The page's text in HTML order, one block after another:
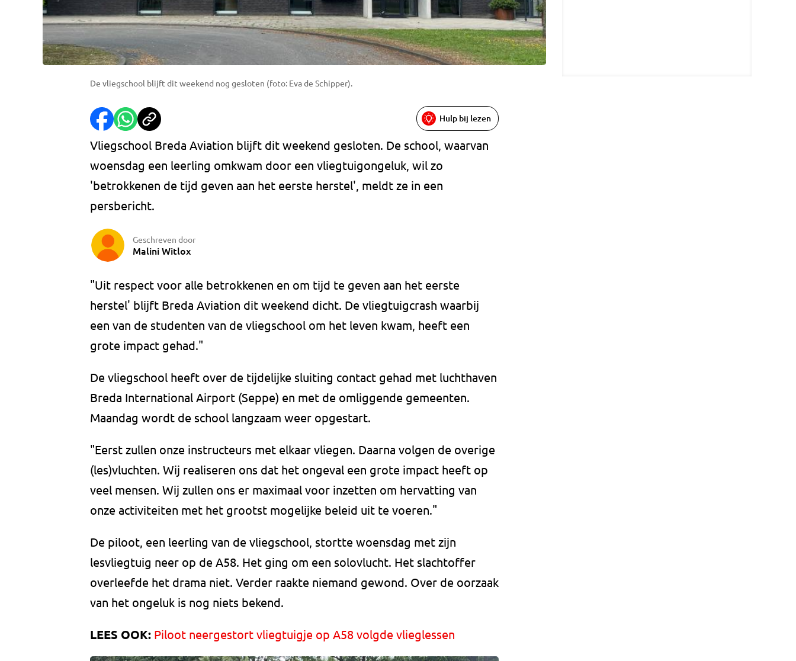
De vliegschool blijft dit weekend nog gesloten (foto: Eva de Schipper).
Hulp bij lezen
Vliegschool Breda Aviation blijft dit weekend gesloten. De school, waarvan
woensdag een leerling omkwam door een vliegtuigongeluk, wil zo
'betrokkenen de tijd geven aan het eerste herstel', meldt ze in een
persbericht.
Geschreven door
Malini Witlox
"Uit respect voor alle betrokkenen en om tijd te geven aan het eerste
herstel' blijft Breda Aviation dit weekend dicht. De vliegtuigcrash waarbij
een van de studenten van de vliegschool om het leven kwam, heeft een
grote impact gehad."
De vliegschool heeft over de tijdelijke sluiting contact gehad met luchthaven
Breda International Airport (Seppe) en met de omliggende gemeenten.
Maandag wordt de school langzaam weer opgestart.
"Eerst zullen onze instructeurs met elkaar vliegen. Daarna volgen de overige
(les)vluchten. Wij realiseren ons dat het ongeval een grote impact heeft op
veel mensen. Wij zullen ons er maximaal voor inzetten om hervatting van
onze activiteiten met het grootst mogelijke beleid uit te voeren."
De piloot, een leerling van de vliegschool, stortte woensdag met zijn
lesvliegtuig neer op de A58. Het ging om een solovlucht. Het slachtoffer
overleefde het drama niet. Verder raakte niemand gewond. Over de oorzaak
van het ongeluk is nog niets bekend.
LEES OOK: Piloot neergestort vliegtuigje op A58 volgde vlieglessen